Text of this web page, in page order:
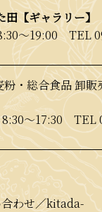
【ギャラリー】
〜19:00TEL
・総合食品 卸販
〜17:30 TEL
わせ／kitada-